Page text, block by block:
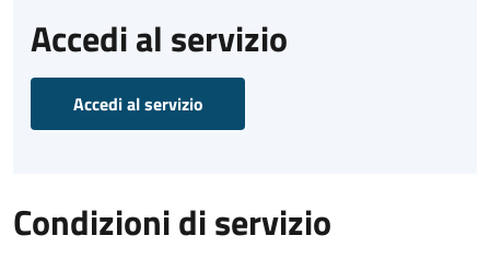
Accedi al servizio
Accedi al servizio
Condizioni di servizio